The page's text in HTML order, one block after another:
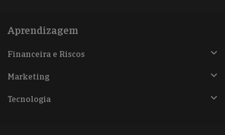
Aprendizagem
Financeira e Riscos
Marketing
Tecnologia